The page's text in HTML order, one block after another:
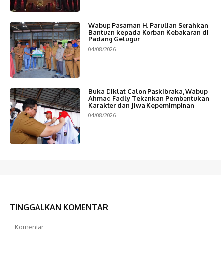
Wabup Pasaman H. Parulian Serahkan
Bantuan kepada Korban Kebakaran di
Padang Gelugur
04/08/2026
Buka Diklat Calon Paskibraka, Wabup
Ahmad Fadly Tekankan Pembentukan
Karakter dan Jiwa Kepemimpinan
04/08/2026
TINGGALKAN KOMENTAR